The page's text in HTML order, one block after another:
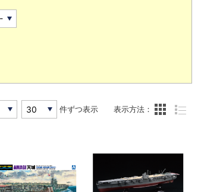
件ずつ表示 表示方法：